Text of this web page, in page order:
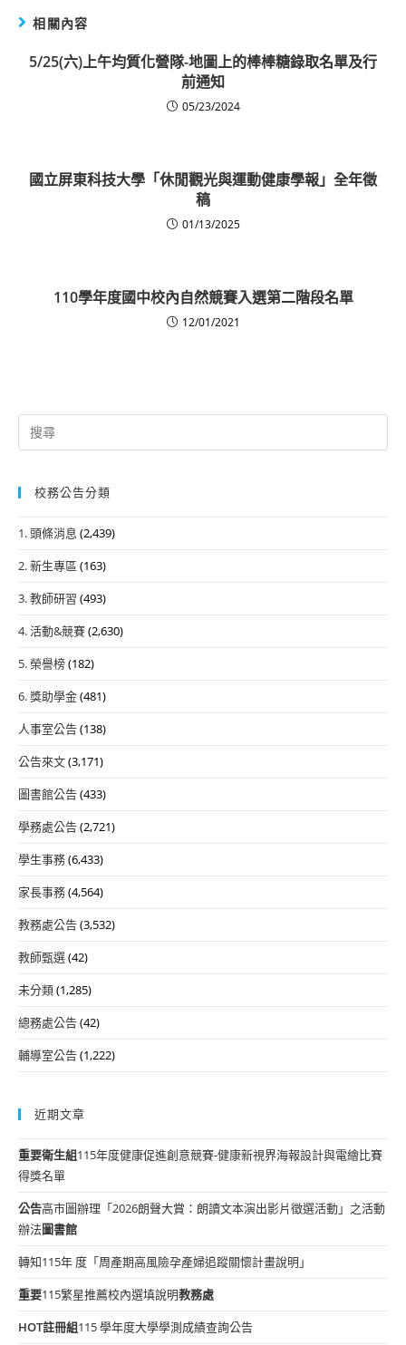
相關內容
5/25(六)上午均質化營隊-地圖上的棒棒糖錄取名單及行
前通知
05/23/2024
國立屏東科技大學「休閒觀光與運動健康學報」全年徵
稿
01/13/2025
110學年度國中校內自然競賽入選第二階段名單
12/01/2021
Search
for:
校務公告分類
1. 頭條消息 (2,439)
2. 新生專區 (163)
3. 教師研習 (493)
4. 活動&競賽(2,630)
5. 榮譽榜(182)
6. 獎助學金(481)
人事室公告(138)
公告來文(3,171)
圖書館公告(433)
學務處公告(2,721)
學生事務(6,433)
家長事務(4,564)
教務處公告(3,532)
教師甄選(42)
未分類(1,285)
總務處公告(42)
輔導室公告(1,222)
近期文章
重要衛生組115年度健康促進創意競賽-健康新視界海報設計與電繪比賽
得獎名單
公告高市圖辦理「2026朗聲大賞：朗讀文本演出影片徵選活動」之活動
辦法圖書館
轉知115年 度「周產期高風險孕產婦追蹤關懷計畫說明」
重要115繁星推薦校內選填說明教務處
HOT註冊組115 學年度大學學測成績查詢公告